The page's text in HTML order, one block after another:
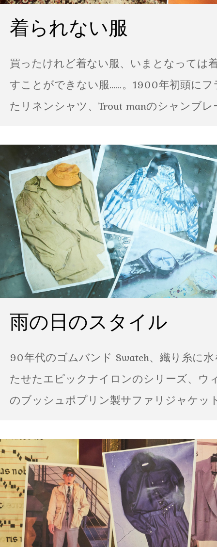
着られない服
買ったけれど着ない服、いまとなっては
すことができない服……。1900年初頭に
たリネンシャツ、Trout manのシャンブ
雨の日のスタイル
90年代のゴムバンド Swatch、織り糸に
たせたエピックナイロンのシリーズ、ウ
のブッシュポプリン製サファリジャケッ